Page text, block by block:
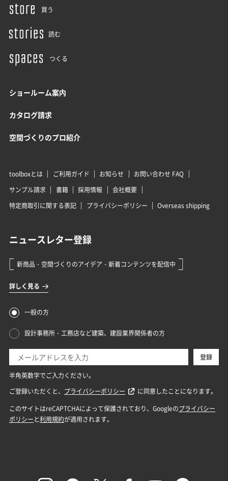
買う
読む
つくる
ショールーム案内
カタログ請求
空間づくりのプロ紹介
toolboxとは ご利用ガイド お知らせ
お問い合わせ FAQ
サンプル請求
書籍 採用情報
会社概要
特定商取引に関する表記
プライバシーポリシー Overseas shipping